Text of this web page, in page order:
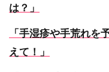
は？」
「手湿疹や手荒れを
えて！」